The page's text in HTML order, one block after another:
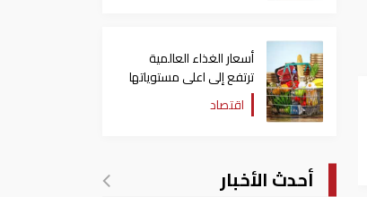
أسعار الغذاء العالمية
ترتفع إلى اعلى مستوياتها
منذ 3 سنواتاقتصاد
أحدث الأخبار